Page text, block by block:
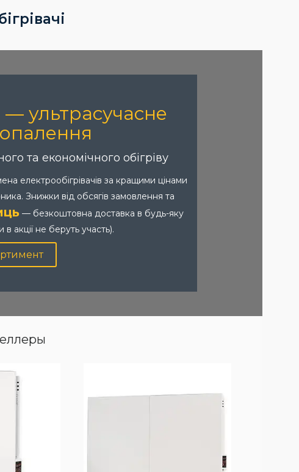
— ультрасучасне
та економічного обігріву
електрообігрівачів за кращими цінами
Знижки від обсягів замовлення та
— безкоштовна доставка в будь-яку
акції не беруть участь).
– 900 Вт.